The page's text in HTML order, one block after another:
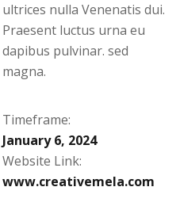
ultrices nulla Venenatis dui.
Praesent luctus urna eu
dapibus pulvinar. sed
magna.
Timeframe:
January 6, 2024
Website Link:
www.creativemela.com